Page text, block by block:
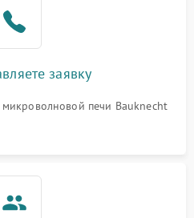
2400 ₽ Подробнее →
2000 ₽
заявку
микроволновой печи Bauknecht